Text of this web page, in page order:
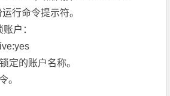
行命令提示符。
户：
定的账户名称。
。